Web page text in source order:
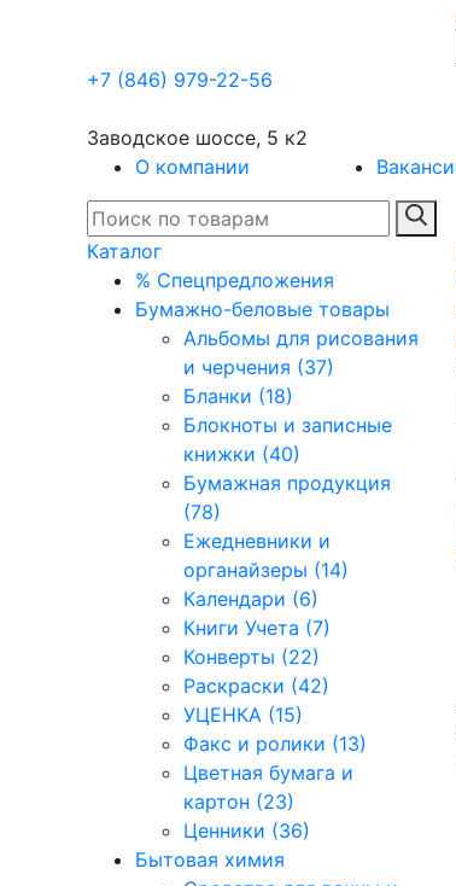
+7 (846) 979-22-56
Заводское шоссе, 5 к2
О компании
Каталог
% Спецпредложения
Бумажно-беловые товары
Альбомы для рисования
и черчения (37)
Бланки (18)
Блокноты и записные
книжки (40)
Бумажная продукция
(78)
Ежедневники и
органайзеры (14)
Календари (6)
Книги Учета (7)
Конверты (22)
Раскраски (42)
УЦЕНКА (15)
Факс и ролики (13)
Цветная бумага и
картон (23)
Ценники (36)
Бытовая химия